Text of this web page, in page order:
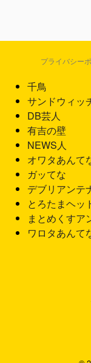
プライバシー
千鳥
サンドウィッ
DB芸人
有吉の壁
NEWS人
オワタあんて
ガッてな
デブリアンテ
とろたまヘッ
まとめくすア
ワロタあんて